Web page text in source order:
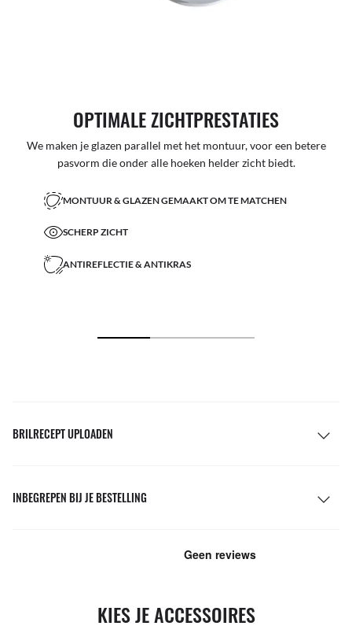
OPTIMALE ZICHTPRESTATIES
We maken je glazen parallel met het montuur, voor een betere
pasvorm die onder alle hoeken helder zicht biedt.
MONTUUR & GLAZEN GEMAAKT OM TE MATCHEN
SCHERP ZICHT
ANTIREFLECTIE & ANTIKRAS
BRILRECEPT UPLOADEN
INBEGREPEN BIJ JE BESTELLING
KIES JE ACCESSOIRES